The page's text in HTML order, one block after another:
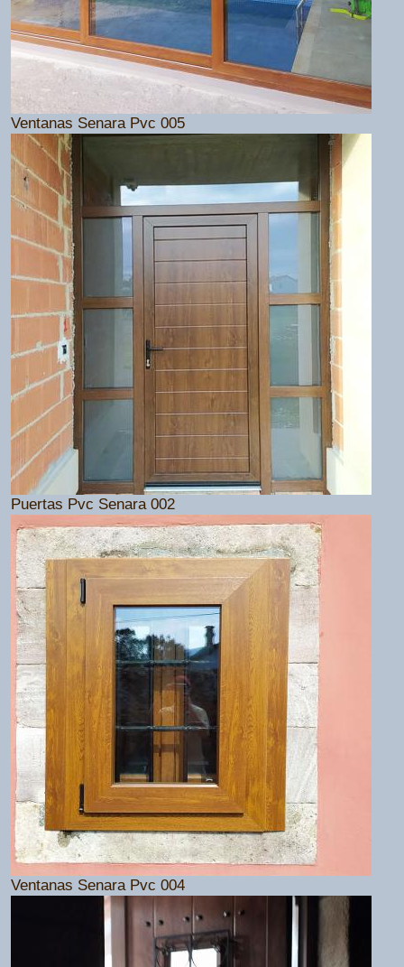
Ventanas Senara Pvc 005
Puertas Pvc Senara 002
Ventanas Senara Pvc 004